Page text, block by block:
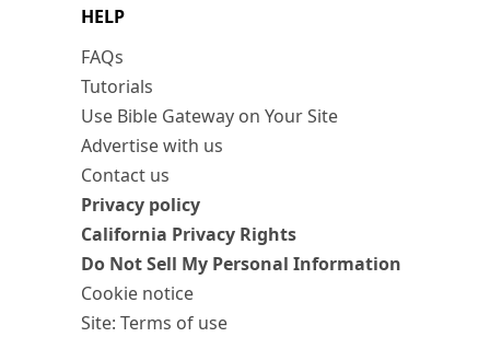
HELP
FAQs
Tutorials
Use Bible Gateway on Your Site
Advertise with us
Contact us
Privacy policy
California Privacy Rights
Do Not Sell My Personal Information
Cookie notice
Site: Terms of use